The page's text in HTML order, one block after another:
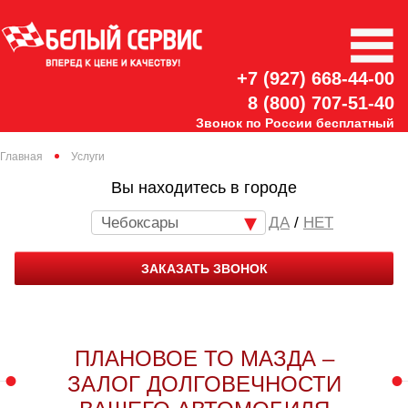
+7 (927) 668-44-00
8 (800) 707-51-40
Звонок по России бесплатный
Главная Услуги
Вы находитесь в городе
Чебоксары / НЕТ
ЗАКАЗАТЬ ЗВОНОК
ПЛАНОВОЕ ТО МАЗДА –
ЗАЛОГ ДОЛГОВЕЧНОСТИ